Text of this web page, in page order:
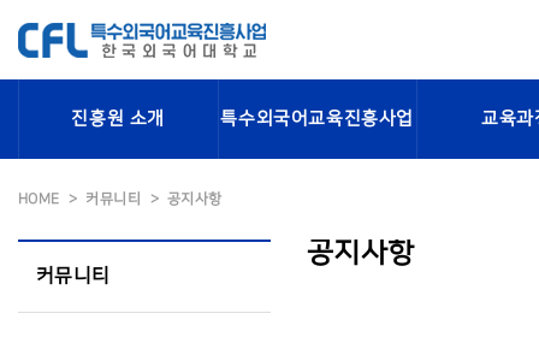
진흥원 소개 특수외국어교육진흥사업 교육과
HOME 커뮤니티 공지사항
커뮤니티
공지사항